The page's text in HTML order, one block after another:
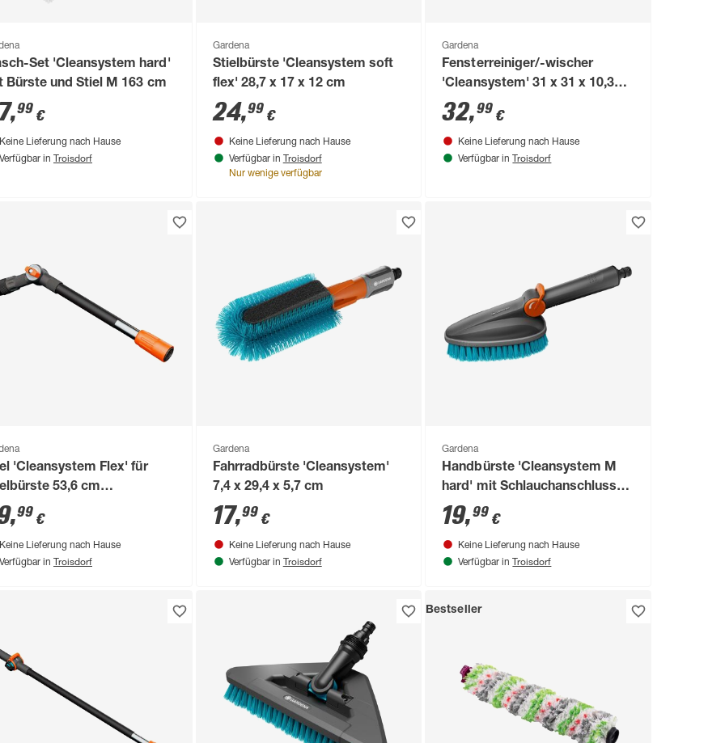
Set 'Cleansystem hard'
Bürste und Stiel M 163 cm
,99 €
Keine Lieferung nach Hause
Verfügbar in Troisdorf
Gardena
Stielbürste 'Cleansystem soft
flex' 28,7 x 17 x 12 cm
24,99€
Keine Lieferung nach Hause
Verfügbar in Troisdorf
Nur wenige verfügbar
Gardena
Fensterreiniger/-wischer
'Cleansystem' 31 x 31 x 10,3
cm mit Mikrofaser-Vlies und
Abziehlippe
32,99 €
Keine Lieferung nach Hause
Verfügbar in Troisdorf
'Cleansystem Flex' für
53,6 cm
,99 €
Keine Lieferung nach Hause
Verfügbar in Troisdorf
Gardena
Fahrradbürste 'Cleansystem'
7,4 x 29,4 x 5,7 cm
17,99€
Keine Lieferung nach Hause
Verfügbar in Troisdorf
Gardena
Handbürste 'Cleansystem M
hard' mit Schlauchanschluss
30,8 x 13 x 8,3
19,99 €
Keine Lieferung nach Hause
Verfügbar in Troisdorf
Bestseller